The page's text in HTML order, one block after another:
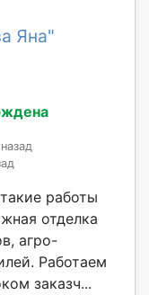
Яна"
работы
отделка
агро-
Работаем
заказч...